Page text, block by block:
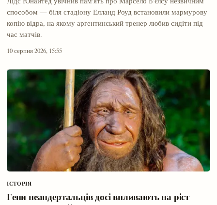
способом — біля стадіону Елланд Роуд встановили мармурову
копію відра, на якому аргентинський тренер любив сидіти під
час матчів.
10 серпня 2026, 15:55
ІСТОРІЯ
Гени неандертальців досі впливають на ріст